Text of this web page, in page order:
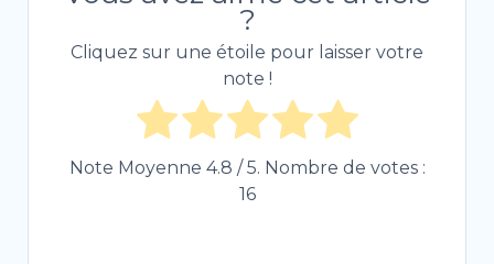
?
Cliquez sur une étoile pour laisser votre
note !
Note Moyenne 4.8 / 5. Nombre de votes :
16